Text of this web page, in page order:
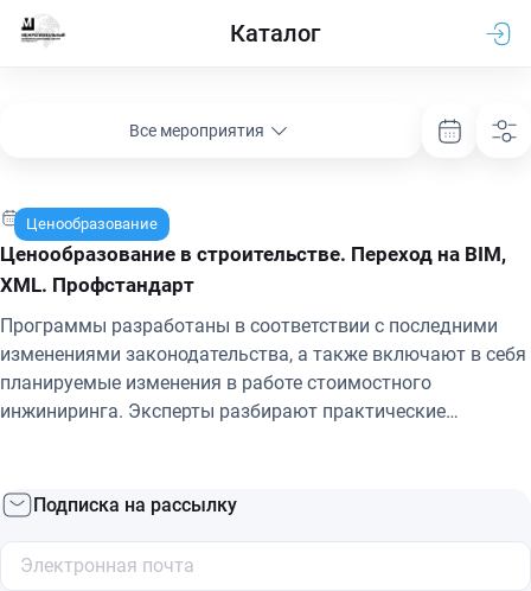
Каталог
Все мероприятия
Ценообразование
3-4 марта 2027 г.
Ценообразование в строительстве. Переход на BIM,
XML. Профстандарт
Программы разработаны в соответствии с последними
изменениями законодательства, а также включают в себя
планируемые изменения в работе стоимостного
инжиниринга. Эксперты разбирают практические
участников. По окончании обучения выдается
удостоверение о повышении квалификации с занесением
информации в ФИС «ФРДО» (Федеральный реестр
сведений о документах об образовании).
Подписка на рассылку